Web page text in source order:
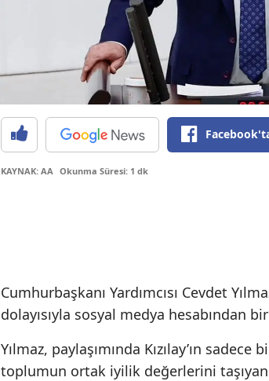
KAYNAK: AA Okunma Süresi: 1 dk
Cumhurbaşkanı Yardımcısı Cevdet
dolayısıyla sosyal medya hesabından
Yılmaz, paylaşımında Kızılay’ın
toplumun ortak iyilik değerlerini